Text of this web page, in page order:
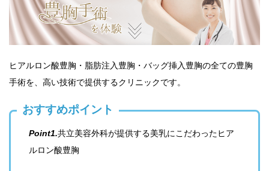
ヒアルロン酸豊胸・脂肪注入豊胸・バッグ挿入豊胸の全ての豊胸
手術を、高い技術で提供するクリニックです。
おすすめポイント
Point1.共立美容外科が提供する美乳にこだわったヒア
ルロン酸豊胸